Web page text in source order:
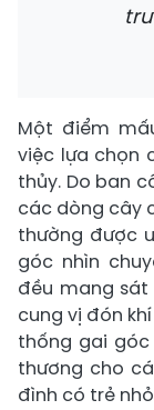
Một điểm
việc lựa chọn
thủy. Do ban
các dòng cây
thường được
góc nhìn
đều mang
cung vị đón
thống gai
thương cho
đình có trẻ